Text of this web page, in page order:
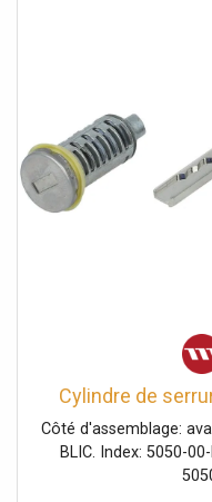
Cylindre de
Côté d'assemblage:
BLIC. Index: 5050-